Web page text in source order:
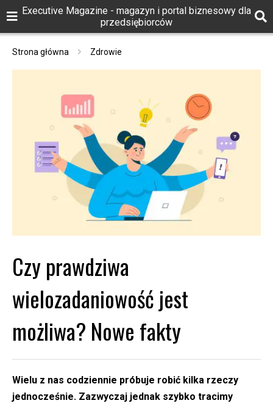
Executive Magazine - magazyn i portal biznesowy dla
przedsiębiorców
Strona główna Zdrowie
Czy prawdziwa
wielozadaniowość jest
możliwa? Nowe fakty
Wielu z nas codziennie próbuje robić kilka rzeczy
jednocześnie. Zazwyczaj jednak szybko tracimy